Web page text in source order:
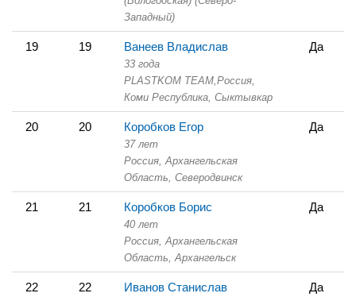
Западный)
19 19 Ванеев Владислав
33 года
PLASTKOM TEAM, Россия,
Коми Республика, Сыктывкар
Да
20 20 Коробков Егор
37 лет
Россия, Архангельская
Область, Северодвинск
Да
21 21 Коробков Борис
40 лет
Россия, Архангельская
Область, Архангельск
Да
22 22 Иванов Станислав Да